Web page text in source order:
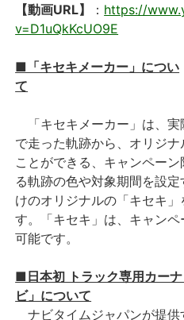
【動画URL】
： https://
v=D1uQkKcUO9E
■「キセキメーカー」につい
て
「キセキメーカー」は、実
で走った軌跡から、オリジ
ことができる、キャンペー
る軌跡の色や対象期間を設
けのオリジナルの「キセキ
す。「キセキ」は、キャン
可能です。
■日本初 トラック専用カー
ビ」について
ナビタイムジャパンが提供